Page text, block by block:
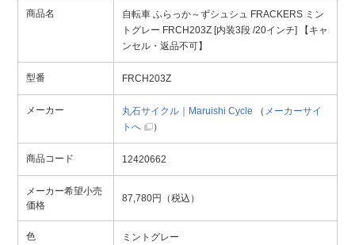
商品名
自転車 ふらっか～ずシュシュ FRACKERS ミン
トグレー FRCH203Z [内装3段 /20インチ] 【キャ
ンセル・返品不可】
型番 FRCH203Z
メーカー 丸石サイクル｜Maruishi Cycle （ メーカーサイ
トへ
）
商品コード 12420662
メーカー希望小売
価格
87,780円（税込）
色 ミントグレー